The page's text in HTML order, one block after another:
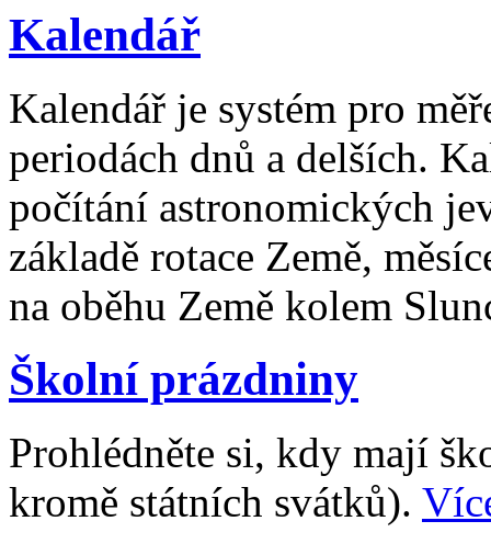
Kalendář
Kalendář je systém pro
periodách dnů a delších.
počítání astronomických
základě rotace Země,
na oběhu Země kolem
Školní prázdniny
Prohlédněte si, kdy mají
kromě státních svátků).